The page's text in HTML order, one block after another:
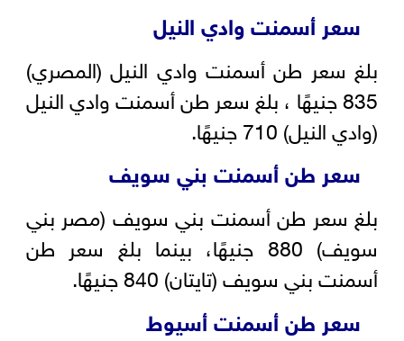
سعر أسمنت وادي النيل
بلغ سعر طن أسمنت وادي النيل (المصري)
835 جنيهًا ، بلغ سعر طن أسمنت وادي النيل
(وادي النيل) 710 جنيهًا.
سعر طن أسمنت بني سويف
بلغ سعر طن أسمنت بني سويف (مصر بني
سويف) 880 جنيهًا، بينما بلغ سعر طن
أسمنت بني سويف (تايتان) 840 جنيهًا.
سعر طن أسمنت أسيوط